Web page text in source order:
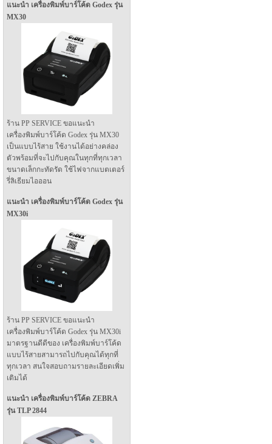
แนะนำ เครื่องพิมพ์บาร์โค้ด Godex รุ่น
MX30
ร้าน PP SERVICE ขอแนะนำ
เครื่องพิมพ์บาร์โค้ด Godex รุ่น MX30
เป็นแบบไร้สาย ใช้งานได้อย่างคล่อง
ตัวพร้อมที่จะไปกับคุณในทุกที่ทุกเวลา
ขนาดเล็กกะทัดรัด ใช้ไฟจากแบตเตอร์
รี่ลิเธียมไอออน
แนะนำ เครื่องพิมพ์บาร์โค้ด Godex รุ่น
MX30i
ร้าน PP SERVICE ขอแนะนำ
เครื่องพิมพ์บาร์โค้ด Godex รุ่น MX30i
มาตรฐานดีดีของ เครื่องพิมพ์บาร์โค้ด
แบบไร้สายสามารถไปกับคุณได้ทุกที่
ทุกเวลา สนใจสอบถามรายละเอียดเพิ่ม
เติมได้
แนะนำ เครื่องพิมพ์บาร์โค้ด ZEBRA
รุ่น TLP 2844